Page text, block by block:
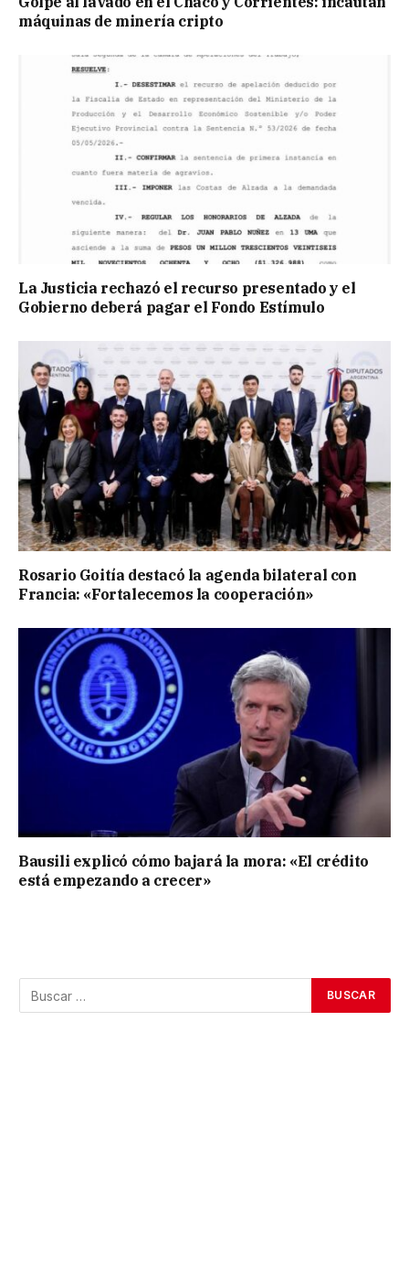
máquinas de minería cripto
La Justicia rechazó el recurso presentado y el
Gobierno deberá pagar el Fondo Estímulo
Rosario Goitía destacó la agenda bilateral con
Francia: «Fortalecemos la cooperación»
Bausili explicó cómo bajará la mora: «El crédito
está empezando a crecer»